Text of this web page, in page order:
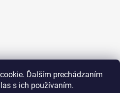
Ďalším prechádzaním
s ich používaním.